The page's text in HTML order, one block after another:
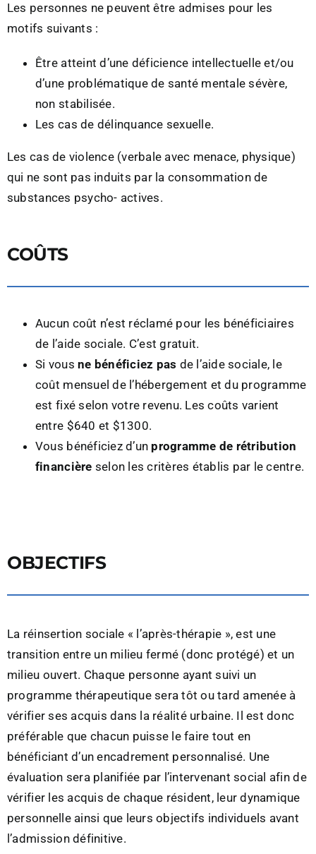
Les personnes ne peuvent être admises pour les
motifs suivants :
Être atteint d’une déficience intellectuelle et/ou
d’une problématique de santé mentale sévère,
non stabilisée.
Les cas de délinquance sexuelle.
Les cas de violence (verbale avec menace, physique)
qui ne sont pas induits par la consommation de
substances psycho- actives.
COÛTS
Aucun coût n’est réclamé pour les bénéficiaires
de l’aide sociale. C’est gratuit.
Si vousne bénéficiez pas de l’aide sociale, le
coût mensuel de l’hébergement et du programme
est fixé selon votre revenu. Les coûts varient
entre $640 et $1300.
Vous bénéficiez d’un programme de rétribution
financière selon les critères établis par le centre.
OBJECTIFS
La réinsertion sociale « l’après-thérapie », est une
transition entre un milieu fermé (donc protégé) et un
milieu ouvert. Chaque personne ayant suivi un
programme thérapeutique sera tôt ou tard amenée à
vérifier ses acquis dans la réalité urbaine. Il est donc
préférable que chacun puisse le faire tout en
bénéficiant d’un encadrement personnalisé. Une
évaluation sera planifiée par l’intervenant social afin de
vérifier les acquis de chaque résident, leur dynamique
personnelle ainsi que leurs objectifs individuels avant
l’admission définitive.